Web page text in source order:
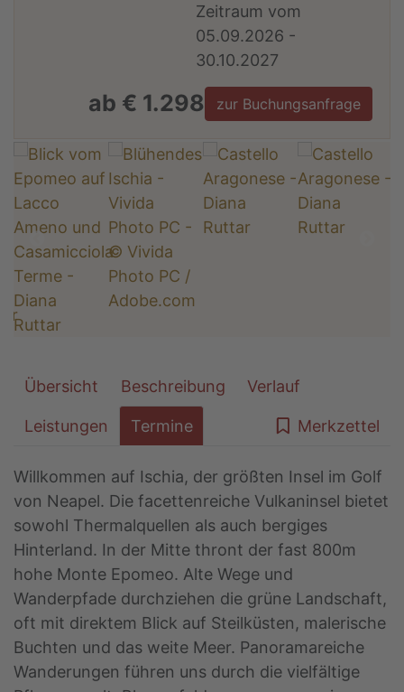
Zeitraum vom
05.09.2026 -
30.10.2027
ab € 1.298 zur Buchungsanfrage
Übersicht Beschreibung Verlauf
Leistungen Termine Merkzettel
Willkommen auf Ischia, der größten Insel im Golf
von Neapel. Die facettenreiche Vulkaninsel bietet
sowohl Thermalquellen als auch bergiges
Hinterland. In der Mitte thront der fast 800m
hohe Monte Epomeo. Alte Wege und
Wanderpfade durchziehen die grüne Landschaft,
oft mit direktem Blick auf Steilküsten, malerische
Buchten und das weite Meer. Panoramareiche
Wanderungen führen uns durch die vielfältige